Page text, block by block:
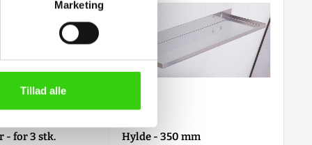
Marketing
Tillad alle
- for 3 stk. Hylde - 350 mm